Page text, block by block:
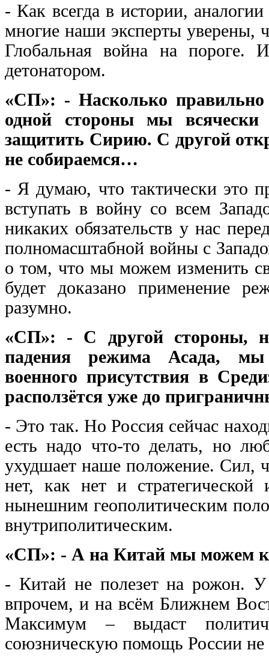
- Как всегда в истории,
многие наши эксперты уверены,
Глобальная война на пороге.
детонатором.
«СП»: - Насколько правильно
одной стороны мы всячески
защитить Сирию. С другой
не собираемся…
- Я думаю, что тактически это
вступать в войну со всем
никаких обязательств у нас
полномасштабной войны с
о том, что мы можем изменить
будет доказано применение
разумно.
«СП»: - С другой стороны,
падения режима Асада, мы
военного присутствия в
расползётся уже до
- Это так. Но Россия сейчас
есть надо что-то делать, но
ухудшает наше положение. Сил,
нет, как нет и
нынешним геополитическим
внутриполитическим.
«СП»: - А на Китай мы можем
- Китай не полезет на рожон.
впрочем, и на всём Ближнем
Максимум – выдаст
союзническую помощь России не